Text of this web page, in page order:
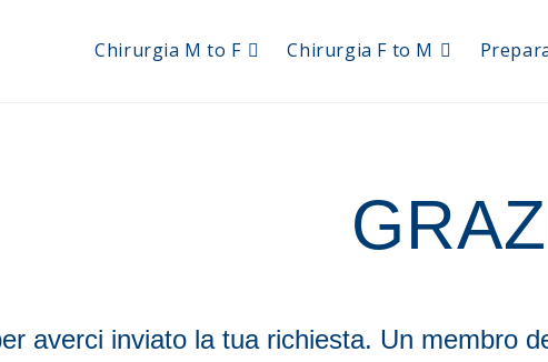
Chirurgia M to F Chirurgia F to M
averci inviato la tua richiesta. Un membro